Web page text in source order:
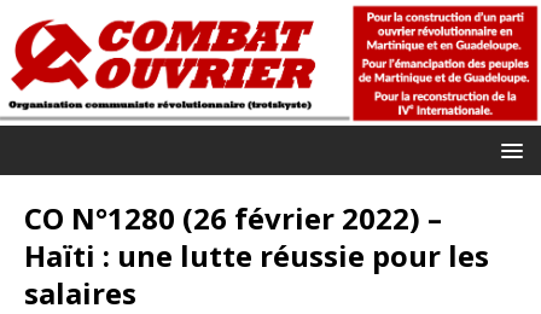
CO N°1280 (26 février 2022) –
Haïti : une lutte réussie pour les
salaires